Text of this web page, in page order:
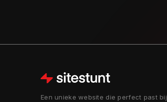
Een unieke website die perfect past bij